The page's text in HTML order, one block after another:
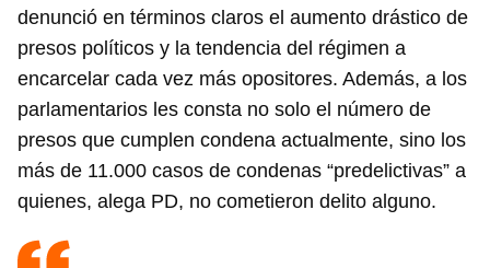
Guardar como favorito
denunció en términos claros el aumento drástico de
presos políticos y la tendencia del régimen a
encarcelar cada vez más opositores. Además, a los
parlamentarios les consta no solo el número de
presos que cumplen condena actualmente, sino los
más de 11.000 casos de condenas “predelictivas” a
quienes, alega PD, no cometieron delito alguno.